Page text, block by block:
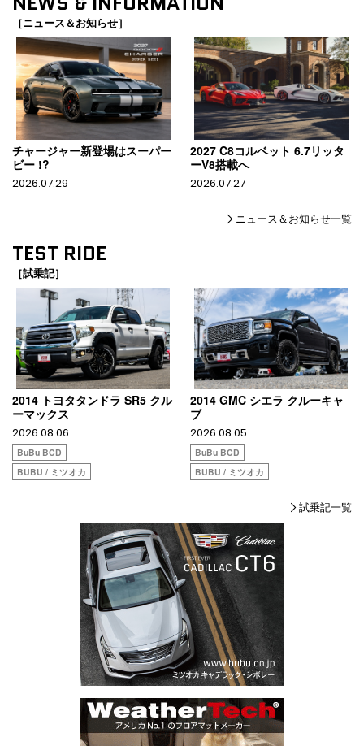
［ニュース＆お知らせ］
チャージャー新登場はスーパー
ビー !?
2026.07.29
2027 C8コルベット 6.7リッタ
ーV8搭載へ
2026.07.27
ニュース＆お知らせ一覧
TEST RIDE
［試乗記］
2014 トヨタタンドラ SR5 クル
ーマックス
2026.08.06
BuBu BCD
BUBU / ミツオカ
2014 GMC シエラ クルーキャ
ブ
2026.08.05
BuBu BCD
BUBU / ミツオカ
試乗記一覧